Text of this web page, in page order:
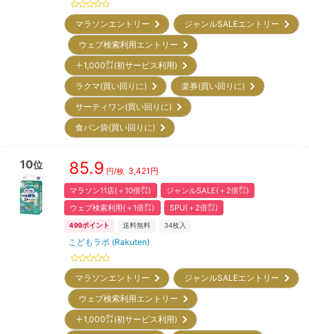
マラソンエントリー
ジャンルSALEエントリー
ウェブ検索利用エントリー
＋1,000㌽(初サービス利用)
ラクマ(買い回りに)
楽券(買い回りに)
サーティワン(買い回りに)
食パン袋(買い回りに)
10位 85.9 円/枚 3,421 円
マラソン11店(＋10倍㌽)
ジャンルSALE(＋2倍㌽)
ウェブ検索利用(＋1倍㌽)
SPU(＋2倍㌽)
499ポイント 送料無料 34枚入
こどもラボ (Rakuten)
マラソンエントリー
ジャンルSALEエントリー
ウェブ検索利用エントリー
＋1,000㌽(初サービス利用)